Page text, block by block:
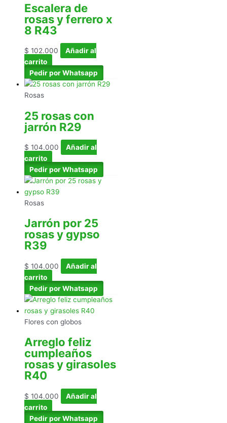
Escalera de
rosas y ferrero x
8 R43
$ 102.000
Añadir al
carrito
Pedir por Whatsapp
Rosas
25 rosas con
jarrón R29
$ 104.000
Añadir al
carrito
Pedir por Whatsapp
Rosas
Jarrón por 25
rosas y gypso
R39
$ 104.000
Añadir al
carrito
Pedir por Whatsapp
Flores con globos
Arreglo feliz
cumpleaños
rosas y girasoles
R40
$ 104.000
Añadir al
carrito
Pedir por Whatsapp